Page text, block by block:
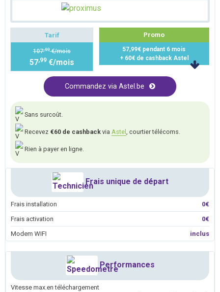
Tarif
107,99€/mois
57,99 €/mois
Promo
57,99€ pendant 6 mois
+ 60€ de cashback Astel
Commandez via Astel.be
Sans surcoût.
Recevez €60 de cashback via Astel , courtier télécoms.
Rien à payer en ligne.
Frais unique de départ
Frais installation
0€
Frais activation
0€
Modem WIFI
inclus
Performances
Vitesse max.en téléchargement